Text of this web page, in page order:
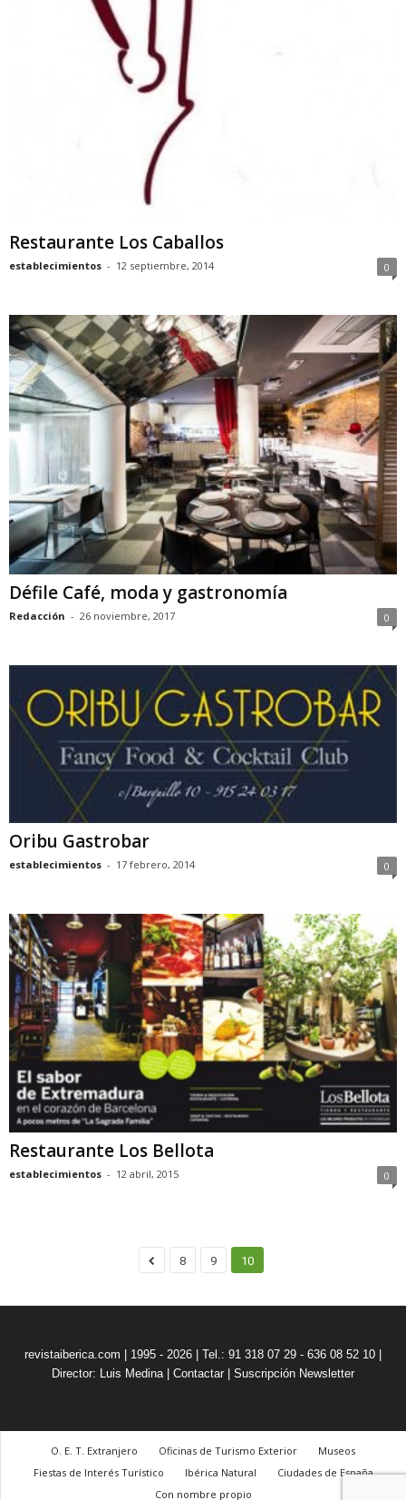
Restaurante Los Caballos
establecimientos - 12 septiembre, 2014 0
Défile Café, moda y gastronomía
Redacción - 26 noviembre, 2017 0
Oribu Gastrobar
establecimientos - 17 febrero, 2014 0
Restaurante Los Bellota
establecimientos - 12 abril, 2015 0
8 9 10
revistaiberica.com | 1995 - 2026 | Tel.: 91 318 07 29 - 636 08 52 10 |
Director: Luis Medina
Contactar Suscripción Newsletter
O. E. T. Extranjero Oficinas de Turismo Exterior
Museos
Fiestas de Interés Turístico
Ibérica Natural
Ciudades de España
Con nombre propio